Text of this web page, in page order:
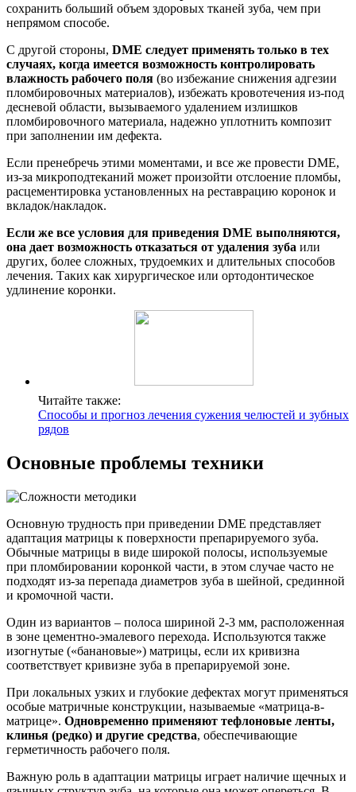
сохранить больший объем здоровых тканей зуба, чем при
непрямом способе.
С другой стороны, DME следует применять только в тех
случаях, когда имеется возможность контролировать
влажность рабочего поля (во избежание снижения адгезии
пломбировочных материалов), избежать кровотечения из-под
десневой области, вызываемого удалением излишков
пломбировочного материала, надежно уплотнить композит
при заполнении им дефекта.
Если пренебречь этими моментами, и все же провести DME,
из-за микроподтеканий может произойти отслоение пломбы,
расцементировка установленных на реставрацию коронок и
вкладок/накладок.
Если же все условия для приведения DME выполняются,
она дает возможность отказаться от удаления зуба или
других, более сложных, трудоемких и длительных способов
лечения. Таких как хирургическое или ортодонтическое
удлинение коронки.
Читайте также:
Способы и прогноз лечения сужения челюстей и зубных
рядов
Основные проблемы техники
Основную трудность при приведении DME представляет
адаптация матрицы к поверхности препарируемого зуба.
Обычные матрицы в виде широкой полосы, используемые
при пломбировании коронкой части, в этом случае часто не
подходят из-за перепада диаметров зуба в шейной, срединной
и кромочной части.
Один из вариантов – полоса шириной 2-3 мм, расположенная
в зоне цементно-эмалевого перехода. Используются также
изогнутые («банановые») матрицы, если их кривизна
соответствует кривизне зуба в препарируемой зоне.
При локальных узких и глубокие дефектах могут применяться
особые матричные конструкции, называемые «матрица-в-
матрице». Одновременно применяют тефлоновые ленты,
клинья (редко) и другие средства, обеспечивающие
герметичность рабочего поля.
Важную роль в адаптации матрицы играет наличие щечных и